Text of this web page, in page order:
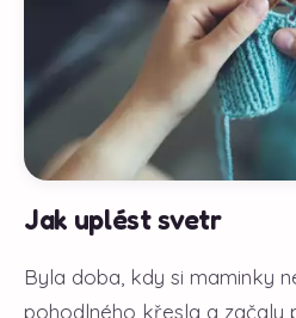
Jak uplést svetr
Byla doba, kdy si maminky
pohodlného křesla a začaly